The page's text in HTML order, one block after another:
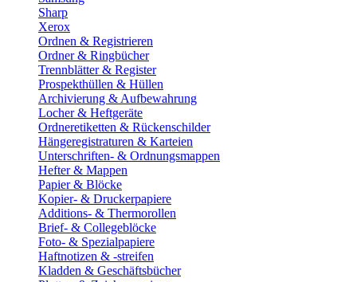
Sharp
Xerox
Ordnen & Registrieren
Ordner & Ringbücher
Trennblätter & Register
Prospekthüllen & Hüllen
Archivierung & Aufbewahrung
Locher & Heftgeräte
Ordneretiketten & Rückenschilder
Hängeregistraturen & Karteien
Unterschriften- & Ordnungsmappen
Hefter & Mappen
Papier & Blöcke
Kopier- & Druckerpapiere
Additions- & Thermorollen
Brief- & Collegeblöcke
Foto- & Spezialpapiere
Haftnotizen & -streifen
Kladden & Geschäftsbücher